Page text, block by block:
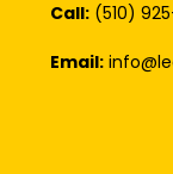
Call: (510)
Email: